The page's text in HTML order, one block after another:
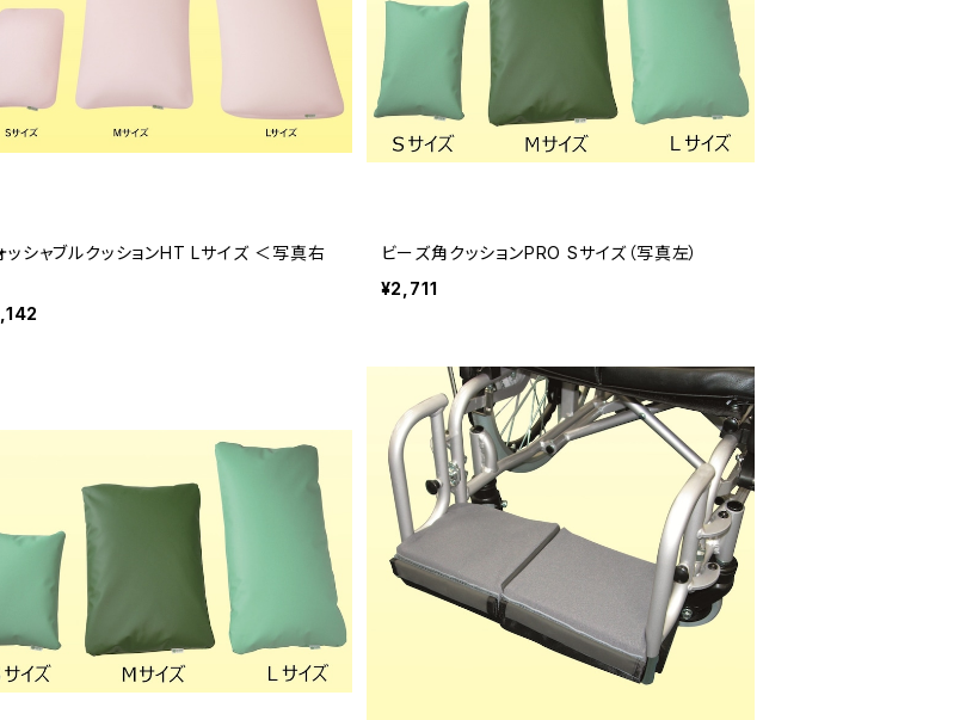
ッシャブルクッションHT Lサイズ ＜写真右
ビーズ角クッションPRO Sサイズ（写真左）
¥2,711